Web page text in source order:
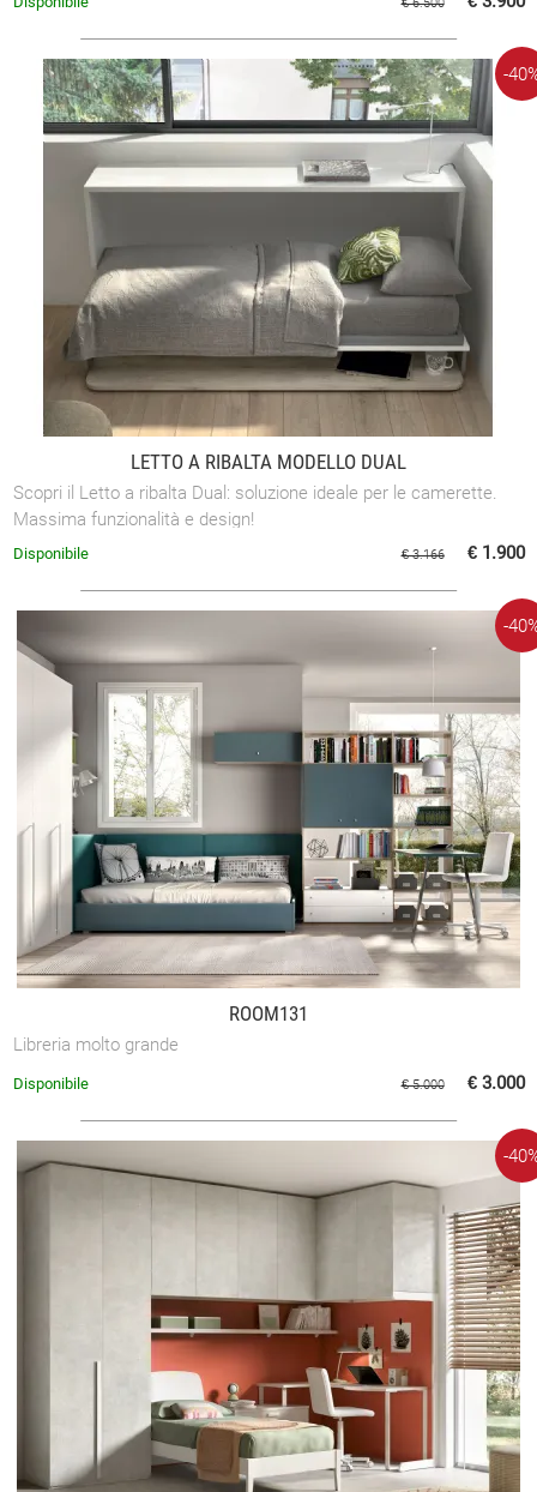
€ 6.500
LETTO A RIBALTA MODELLO DUAL
Scopri il Letto a ribalta Dual: soluzione ideale per le camerette.
Massima funzionalità e design!
-
€ 3.166 € 1.900
Disponibile
ROOM131
Libreria molto grande
-
€ 5.000 € 3.000
Disponibile
-